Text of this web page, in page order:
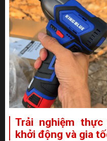
Trải nghiệm
khởi động và gia